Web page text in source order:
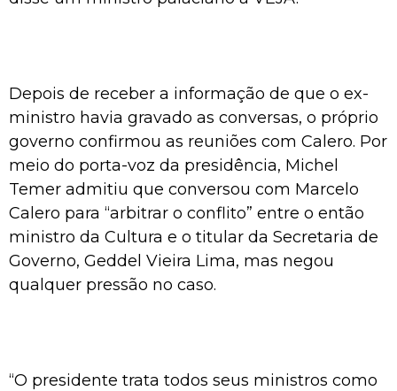
Depois de receber a informação de que o ex-
ministro havia gravado as conversas, o próprio
governo confirmou as reuniões com Calero. Por
meio do porta-voz da presidência, Michel
Temer admitiu que conversou com Marcelo
Calero para “arbitrar o conflito” entre o então
ministro da Cultura e o titular da Secretaria de
Governo, Geddel Vieira Lima, mas negou
qualquer pressão no caso.
“O presidente trata todos seus ministros como